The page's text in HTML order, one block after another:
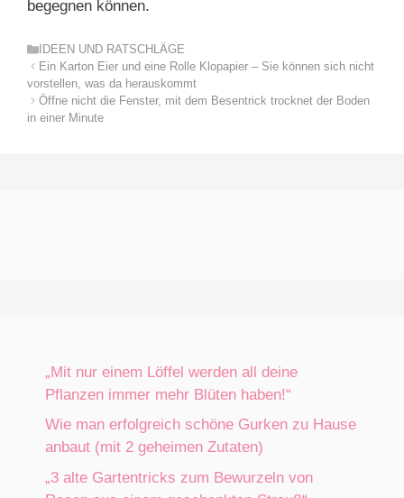
begegnen können.
Kategorien
IDEEN UND RATSCHLÄGE
Ein Karton Eier und eine Rolle Klopapier – Sie können sich nicht
vorstellen, was da herauskommt
Öffne nicht die Fenster, mit dem Besentrick trocknet der Boden
in einer Minute
„Mit nur einem Löffel werden all deine
Pflanzen immer mehr Blüten haben!“
Wie man erfolgreich schöne Gurken zu Hause
anbaut (mit 2 geheimen Zutaten)
„3 alte Gartentricks zum Bewurzeln von